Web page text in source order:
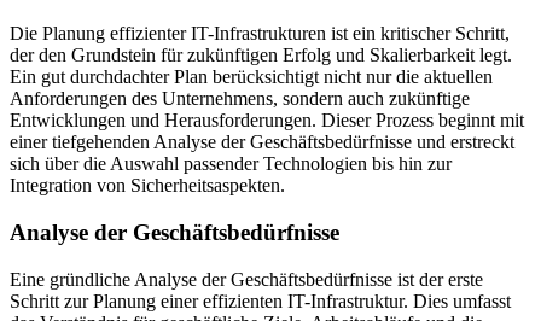
Die Planung effizienter IT-Infrastrukturen ist ein kritischer Schritt,
der den Grundstein für zukünftigen Erfolg und Skalierbarkeit legt.
Ein gut durchdachter Plan berücksichtigt nicht nur die aktuellen
Anforderungen des Unternehmens, sondern auch zukünftige
Entwicklungen und Herausforderungen. Dieser Prozess beginnt mit
einer tiefgehenden Analyse der Geschäftsbedürfnisse und erstreckt
sich über die Auswahl passender Technologien bis hin zur
Integration von Sicherheitsaspekten.
Analyse der Geschäftsbedürfnisse
Eine gründliche Analyse der Geschäftsbedürfnisse ist der erste
Schritt zur Planung einer effizienten IT-Infrastruktur. Dies umfasst